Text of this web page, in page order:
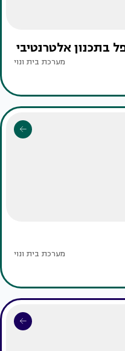
בתכנון אלטרנטיבי
מערכת בית ונוי
מערכת בית ונוי